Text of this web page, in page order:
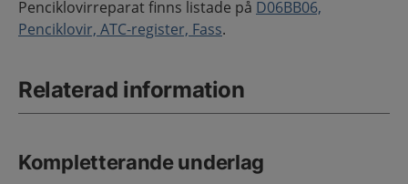
Penciklovirreparat finns listade på D06BB06,
Penciklovir, ATC-register, Fass.
Relaterad information
Kompletterande underlag